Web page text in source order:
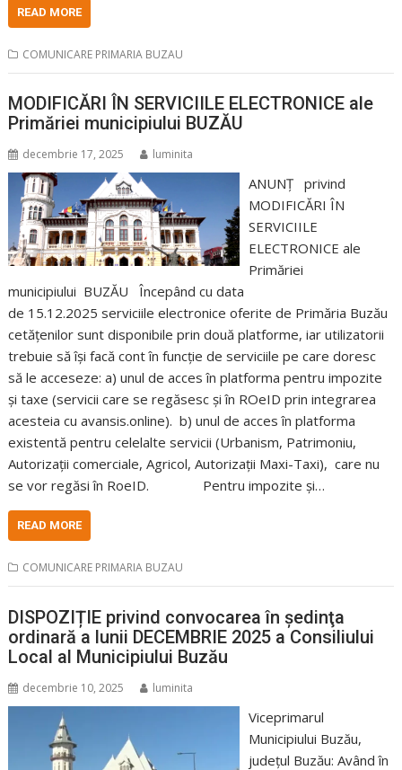
READ MORE
COMUNICARE PRIMARIA BUZAU
MODIFICĂRI ÎN SERVICIILE ELECTRONICE ale
Primăriei municipiului BUZĂU
decembrie 17, 2025 luminita
ANUNȚ privind
MODIFICĂRI ÎN
SERVICIILE
ELECTRONICE ale
Primăriei
municipiului BUZĂU Începând cu data
de 15.12.2025 serviciile electronice oferite de Primăria Buzău
cetățenilor sunt disponibile prin două platforme, iar utilizatorii
trebuie să își facă cont în funcție de serviciile pe care doresc
să le acceseze: a) unul de acces în platforma pentru impozite
și taxe (servicii care se regăsesc și în ROeID prin integrarea
acesteia cu avansis.online). b) unul de acces în platforma
existentă pentru celelalte servicii (Urbanism, Patrimoniu,
Autorizații comerciale, Agricol, Autorizații Maxi-Taxi), care nu
se vor regăsi în RoeID. Pentru impozite și…
READ MORE
COMUNICARE PRIMARIA BUZAU
DISPOZIȚIE privind convocarea în şedinţa
ordinară a lunii DECEMBRIE 2025 a Consiliului
Local al Municipiului Buzău
decembrie 10, 2025 luminita
Viceprimarul
Municipiului Buzău,
judeţul Buzău: Având în